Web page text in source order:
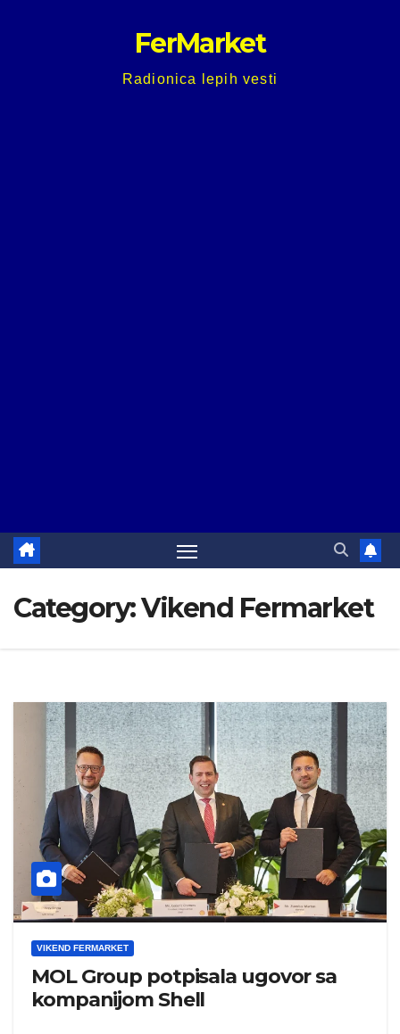
FerMarket
Radionica lepih vesti
Category:Vikend Fermarket
VIKEND FERMARKET
MOL Group potpisala ugovor sa
kompanijom Shell